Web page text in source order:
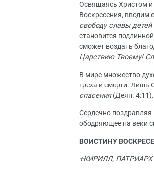
Освящаясь Христом
Воскресения, вводим
свободу славы
становится
сможет воздать
Царствию Твоему!
В мире множество
греха и смерти. Лишь
спасения(Деян. 4:11).
Сердечно
ободряющее на веки
ВОИСТИНУ
+КИРИЛЛ,